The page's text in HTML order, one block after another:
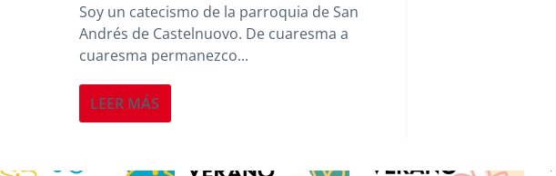
Soy un catecismo de la parroquia de San
Andrés de Castelnuovo. De cuaresma a
cuaresma permanezco...
LEER MÁS